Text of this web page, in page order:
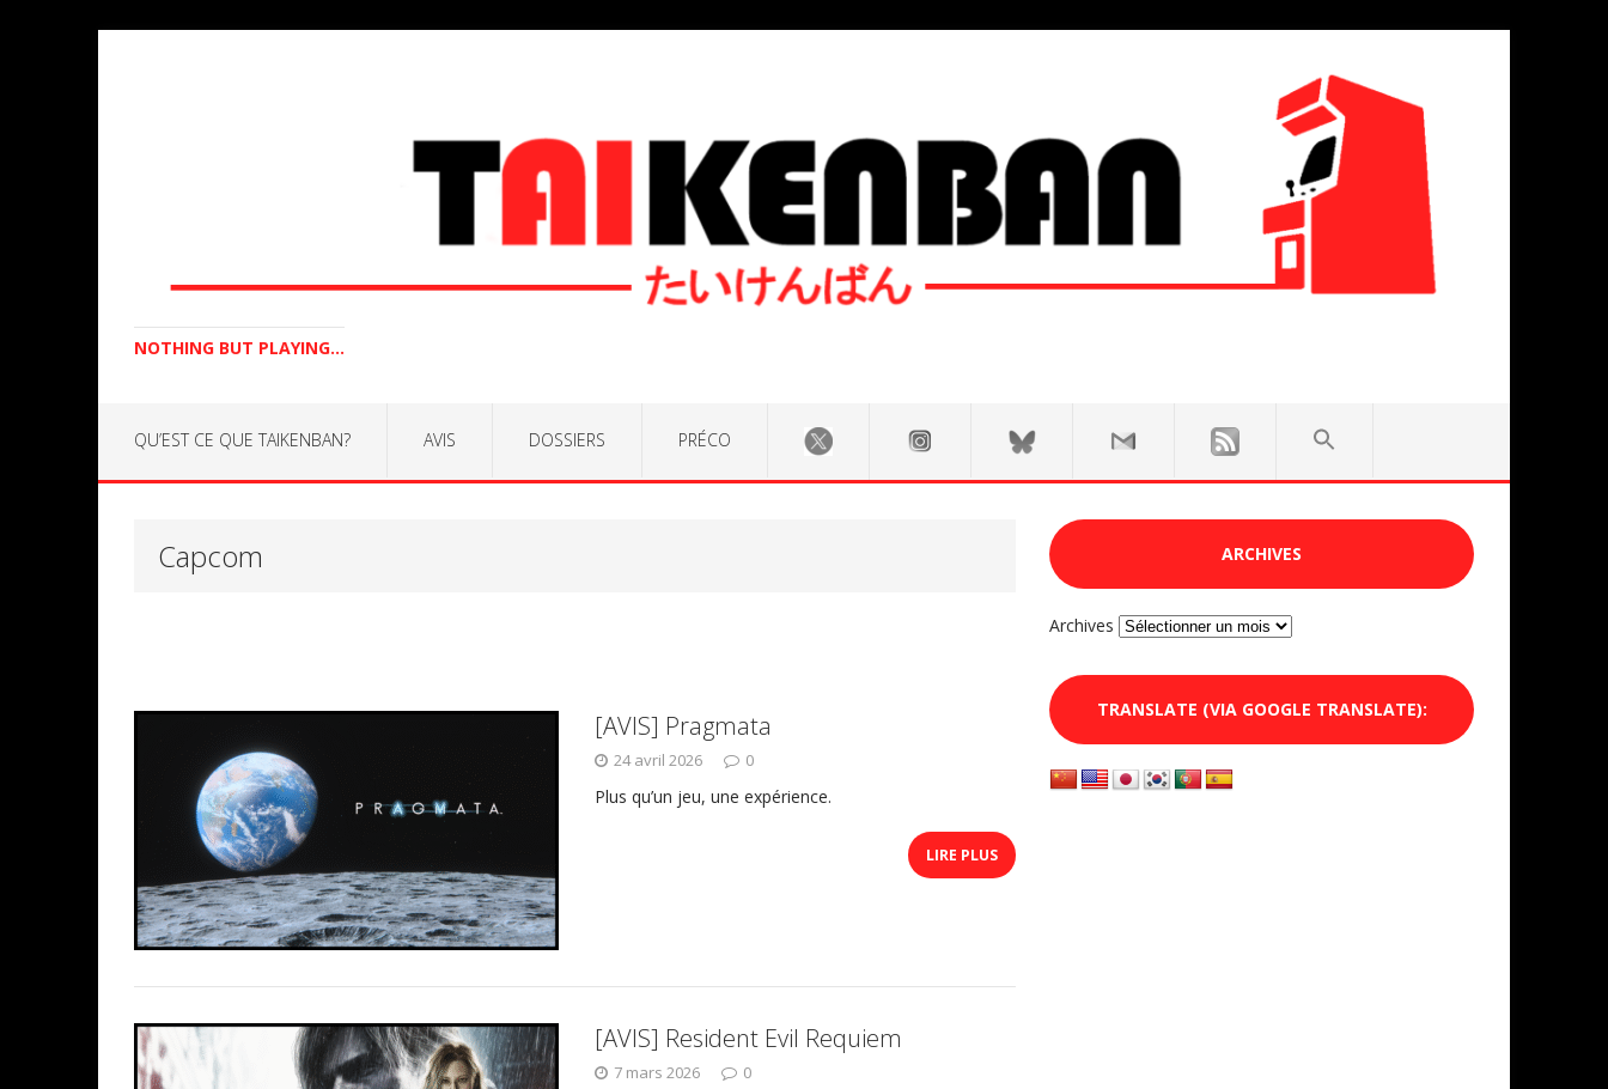
NOTHING BUT PLAYING...
QU’EST CE QUE TAIKENBAN? AVIS DOSSIERS PRÉCO
Capcom
[AVIS] Pragmata
24 avril 2026 0
Plus qu’un jeu, une expérience.
LIRE PLUS
[AVIS] Resident Evil Requiem
7 mars 2026 0
ARCHIVES
Archives
TRANSLATE (VIA GOOGLE TRANSLATE):